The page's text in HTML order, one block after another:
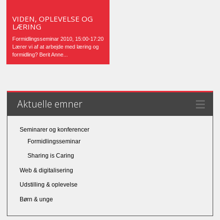
VIDEN, OPLEVELSE OG
LÆRING
Formidlingsseminar 2010, 15:00-17:20
Lærer vi af at arbejde med læring og
formidling? Berit Anne...
Aktuelle emner
Seminarer og konferencer
Formidlingsseminar
Sharing is Caring
Web & digitalisering
Udstilling & oplevelse
Børn & unge